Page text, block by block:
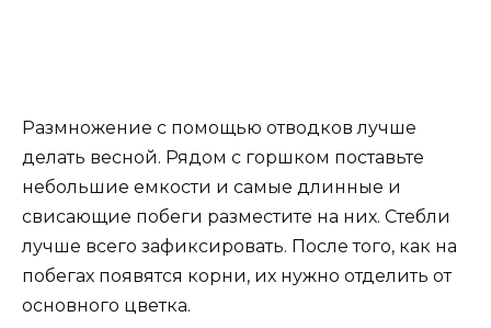
Размножение с помощью отводков лучше
делать весной. Рядом с горшком поставьте
небольшие емкости и самые длинные и
свисающие побеги разместите на них. Стебли
лучше всего зафиксировать. После того, как на
побегах появятся корни, их нужно отделить от
основного цветка.